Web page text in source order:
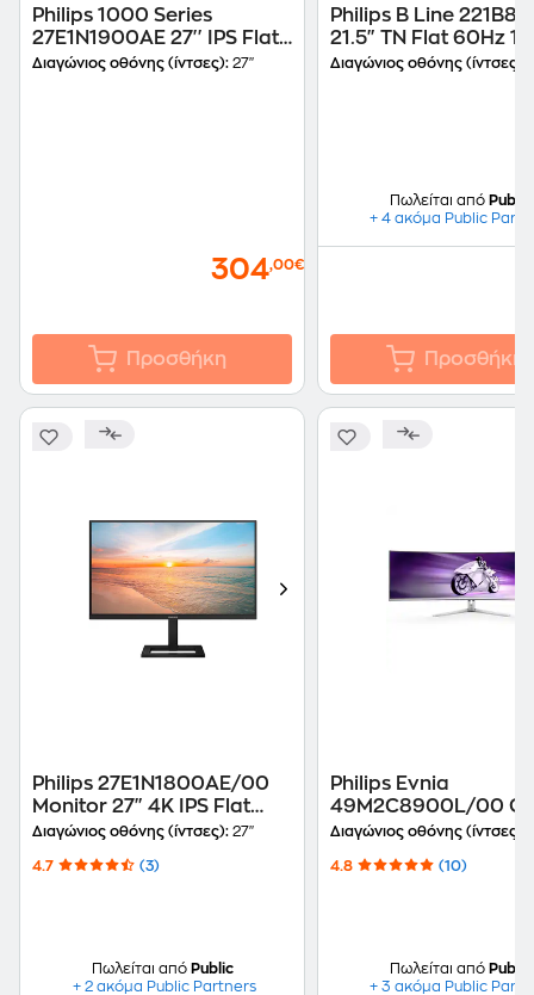
Philips 1000 Series
27E1N1900AE 27'' IPS Flat
60Hz 4 ms
Διαγώνιος οθόνης (ίντσες): 27"
304,00€
Προσθήκη
Philips B Line
21.5" TN Flat 60Hz 1
Διαγώνιος οθόνης (ίντσες):
Πωλείται από Public
+ 4 ακόμα Public
Προσθήκη
Philips 27E1N1800AE/00
Monitor 27" 4K IPS Flat
60Hz 4 ms
Διαγώνιος οθόνης (ίντσες): 27"
4.7 (3)
Πωλείται από Public
+ 2 ακόμα Public Partners
Philips Evnia
49M2C8900L/00
Monitor 48.9" 5K
Διαγώνιος οθόνης (ίντσες):
4.8 (10)
Πωλείται από Public
+ 3 ακόμα Public